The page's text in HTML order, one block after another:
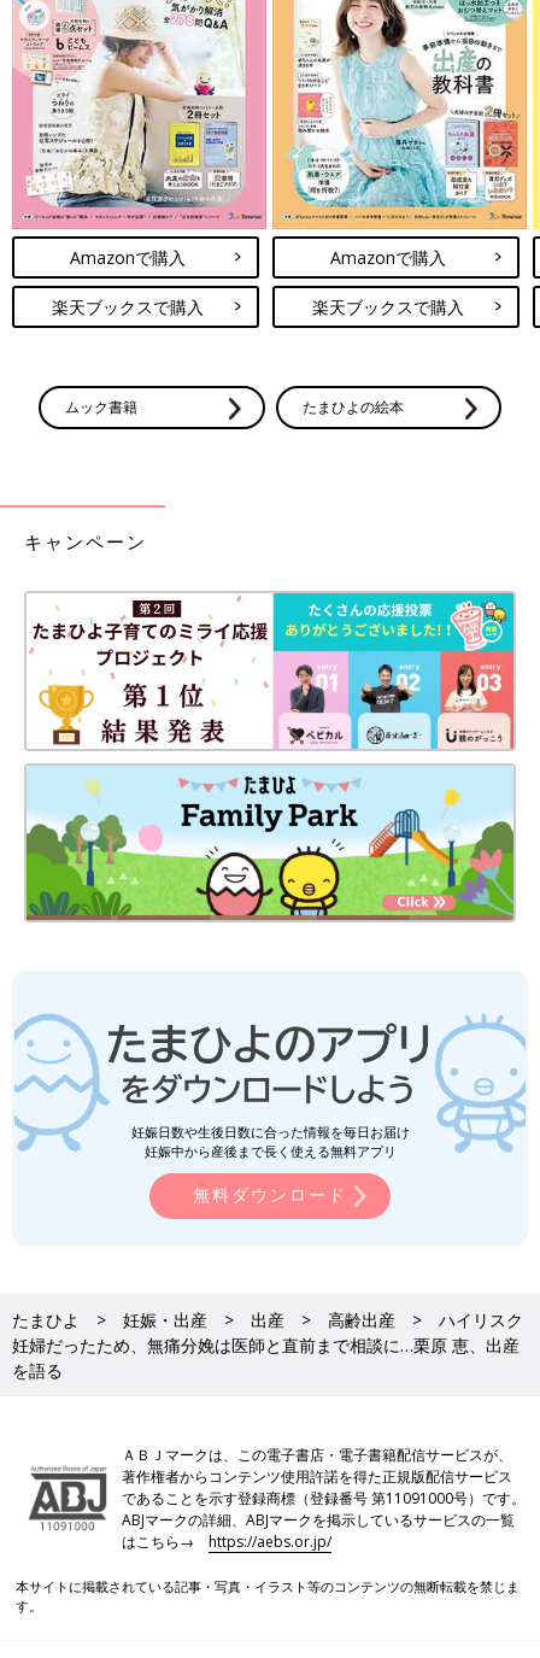
Amazonで購入
楽天ブックスで購入
Amazonで購入
楽天ブックスで購入
ムック書籍 たまひよの絵本
キャンペーン
妊娠日数や生後日数に合った情報を毎日お届け
妊娠中から産後まで長く使える無料アプリ
無料ダウンロード
たまひよ 妊娠・出産 出産 高齢出産
ハイリスク
妊婦だったため、無痛分娩は医師と直前まで相談に…栗原 恵、出産
を語る
ＡＢＪマークは、この電子書店・電子書籍配信サービスが、
著作権者からコンテンツ使用許諾を得た正規版配信サービス
であることを示す登録商標（登録番号 第11091000号）です。
ABJマークの詳細、ABJマークを掲示しているサービスの一覧
はこちら→https://aebs.or.jp/
本サイトに掲載されている記事・写真・イラスト等のコンテンツの無断転載を禁じま
す。